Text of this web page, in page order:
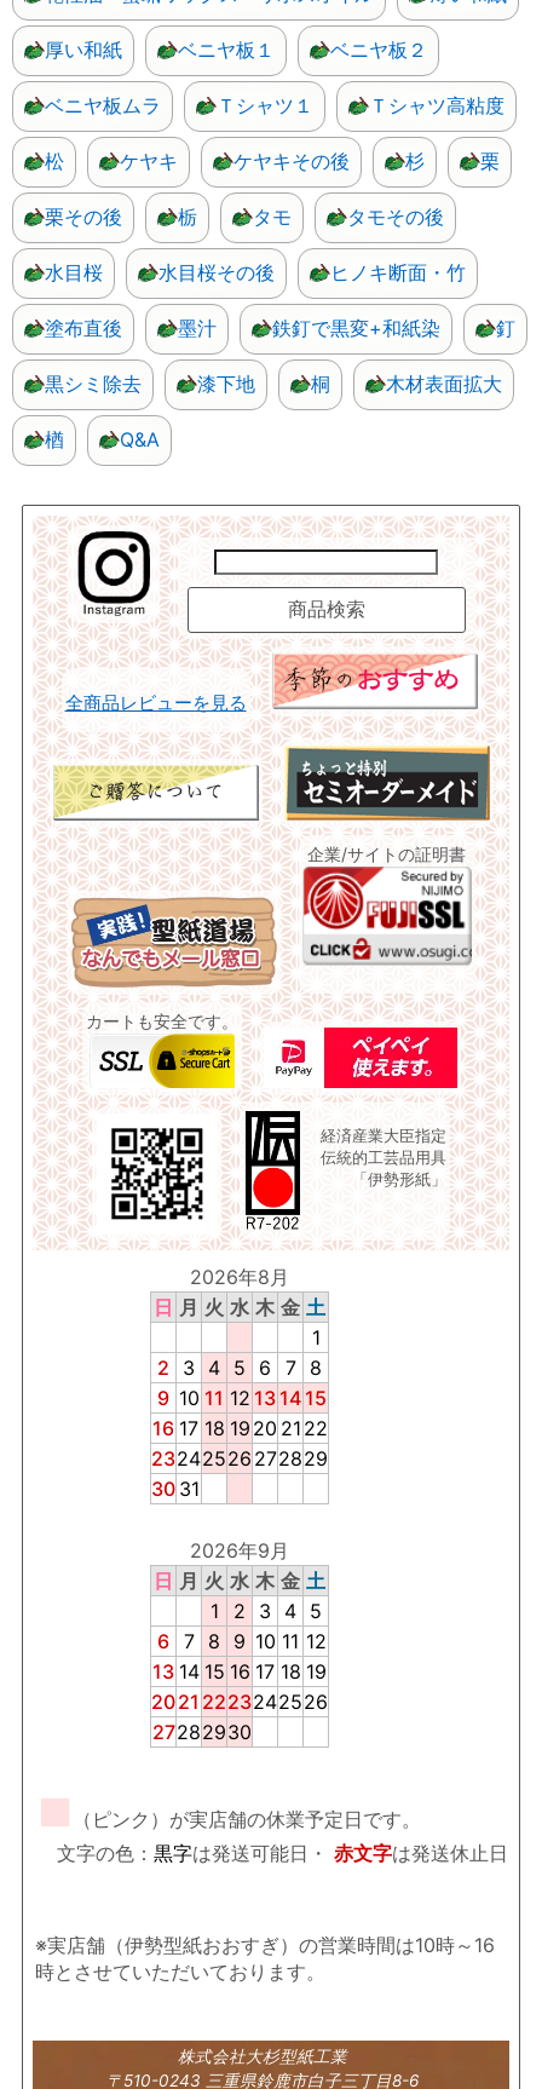
厚い和紙 ベニヤ板１ ベニヤ板２
ベニヤ板ムラ Ｔシャツ１ Ｔシャツ高粘度
松 ケヤキ ケヤキその後 杉 栗
栗その後 栃 タモ タモその後
水目桜 水目桜その後 ヒノキ断面・竹
塗布直後 墨汁 鉄釘で黒変+和紙染 釘
黒シミ除去 漆下地 桐 木材表面拡大
楢 Q&A
全商品レビューを見る
企業/サイトの証明書
カートも安全です。
経済産業大臣指定
伝統的工芸品用具
「伊勢形紙」
2026年8月
日 月 火 水 木 金 土
1
2
3 4 5 6 7
8
9 10 11 12 13 14 15
16 17 18 19 20 21 22
23242526 272829
30 31
2026年9月
日 月 火 水 木 金 土
1
2 3 4 5
6 7 8 9 10 11 12
13 14 15 16 17 18 19
2021 2223242526
27282930
■
（ピンク）が実店舗の休業予定日です。
文字の色： 黒字は発送可能日・ 赤文字は発送休止日
※実店舗（伊勢型紙おおすぎ）の営業時間は10時～16
時とさせていただいております。
株式会社大杉型紙工業
〒510-0243 三重県鈴鹿市白子三丁目8-6